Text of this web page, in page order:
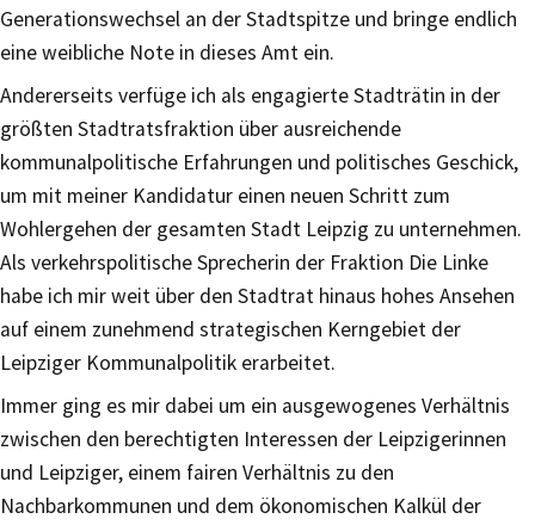
Generationswechsel an der Stadtspitze und bringe endlich
eine weibliche Note in dieses Amt ein.
Andererseits verfüge ich als engagierte Stadträtin in der
größten Stadtratsfraktion über ausreichende
kommunalpolitische Erfahrungen und politisches Geschick,
um mit meiner Kandidatur einen neuen Schritt zum
Wohlergehen der gesamten Stadt Leipzig zu unternehmen.
Als verkehrspolitische Sprecherin der Fraktion Die Linke
habe ich mir weit über den Stadtrat hinaus hohes Ansehen
auf einem zunehmend strategischen Kerngebiet der
Leipziger Kommunalpolitik erarbeitet.
Immer ging es mir dabei um ein ausgewogenes Verhältnis
zwischen den berechtigten Interessen der Leipzigerinnen
und Leipziger, einem fairen Verhältnis zu den
Nachbarkommunen und dem ökonomischen Kalkül der